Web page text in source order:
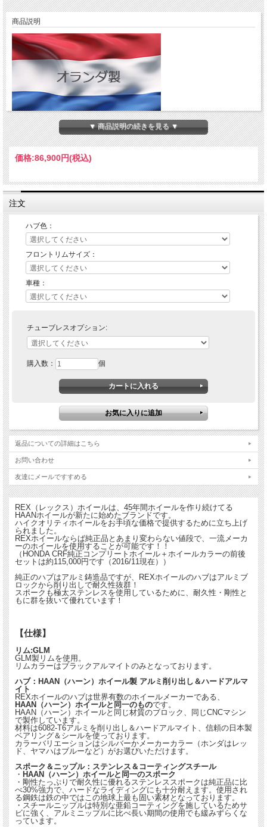
商品説明
Kawasaki KX250F/450F 用REXホイール（フロント）のご紹介です。
モタードに適したフロント17インチのホイールキットです。
ハブカラーをお選びください。
▼ 商品説明の続きを見る ▼
価格:86,900円(税込)
注文
ハブ色：
フロントリムサイズ：
車種：
チューブレスオプション:
購入数： 個
返品についての詳細はこちら
お問い合わせ
友達にメールですすめる
REX（レックス）ホイールは、45年間ホイールを作り続けてる
HAANホイールが新たに始めたブランドです。
ハイクオリティホイールをお手頃な価格で提供するために立ち上げ
られました。
REXホイールならば純正品とあまり変わらない値段で、一流メーカ
ーのホイールを使用することが可能です！！
（HONDA CRF純正コンプリートホイール＋ホイールカラーの前後
セットは約115,000円です（2016/11現在））
純正のハブはアルミ鋳造品ですが、REXホイールのハブはアルミブ
ロックから削り出しで耐久性抜群！
スポークも極太ステンレスを使用しているために、耐久性・剛性と
もに群を抜いて優れています！
【仕様】
リム:GLM
GLM製リムを使用。
リムカラーはブラックアルマイトのみとなっております。
ハブ：HAAN（ハーン）ホイール製 アルミ削り出し＆ハードアルマ
イト
REXホイールのハブは世界有数のホイールメーカーである、
HAAN（ハーン）ホイールと同一のものです。
HAAN（ハーン）ホイールと同じ材質のブロック、同じCNCマシン
で製作しています。
材料は6082-T6アルミを削り出し＆ハードアルマイト、信頼の日本製
ベアリング＆シールを使っております。
カラーバリエーションはシルバーかメーカーカラー（ホンダはレッ
ド、ヤマハはブルーなど）がお選びいただけます。
スポーク＆ニップル：ステンレス＆コーティングスチール
・ HAAN（ハーン）ホイールと同一のスポーク
・剛性たっぷりで耐久性に優れるステンレススポークは純正品に比
べ30%強力で、ハードなライディングにも十分耐えます。使用され
る鋼鉄は鉄の中ではこの地球上最も固い素材となっております。
・スチールニップルは特別な亜鉛コーティングを施しているためサ
ビに強く、アルミニップルに比べ長い期間の使用でも緩みずらくな
っています。